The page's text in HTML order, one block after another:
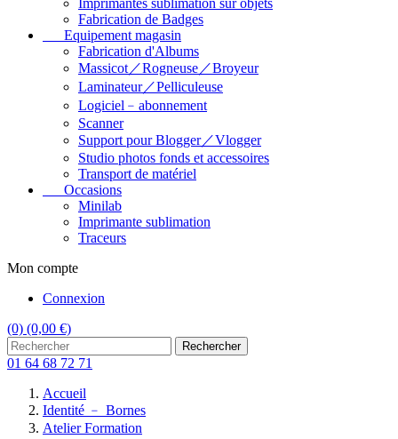
Imprimantes sublimation sur objets
Fabrication de Badges
Equipement magasin
Fabrication d'Albums
Massicot／Rogneuse／Broyeur
Laminateur／Pelliculeuse
Logiciel﹣abonnement
Scanner
Support pour Blogger／Vlogger
Studio photos fonds et accessoires
Transport de matériel
Occasions
Minilab
Imprimante sublimation
Traceurs
Mon compte
Connexion
(0) (0,00 €)
Rechercher
01 64 68 72 71
Accueil
Identité ﹣ Bornes
Atelier Formation